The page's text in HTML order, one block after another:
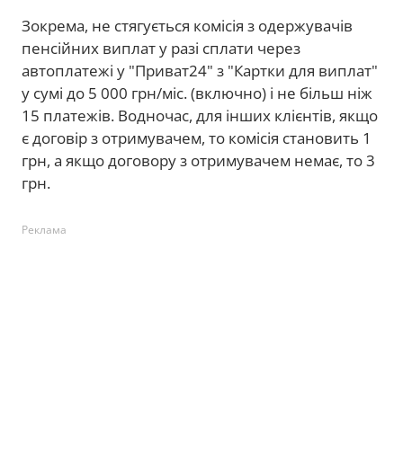
Зокрема, не стягується комісія з одержувачів
пенсійних виплат у разі сплати через
автоплатежі у "Приват24" з "Картки для виплат"
у сумі до 5 000 грн/міс. (включно) і не більш ніж
15 платежів. Водночас, для інших клієнтів, якщо
є договір з отримувачем, то комісія становить 1
грн, а якщо договору з отримувачем немає, то 3
грн.
Реклама